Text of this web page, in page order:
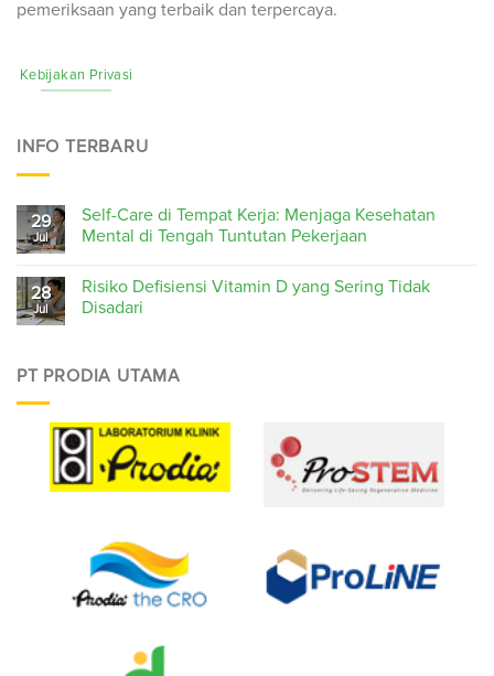
pemeriksaan yang terbaik dan terpercaya.
Kebijakan Privasi
INFO TERBARU
29
Jul
Self-Care di Tempat Kerja: Menjaga Kesehatan
Mental di Tengah Tuntutan Pekerjaan
28
Jul
Risiko Defisiensi Vitamin D yang Sering Tidak
Disadari
PT PRODIA UTAMA